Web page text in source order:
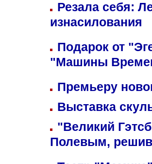
Резала себя:
изнасилования
Подарок от
"Машины
Премьеру
Выставка
"Великий
Полевым,